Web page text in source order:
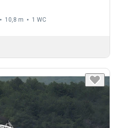
10,8 m 1 WC